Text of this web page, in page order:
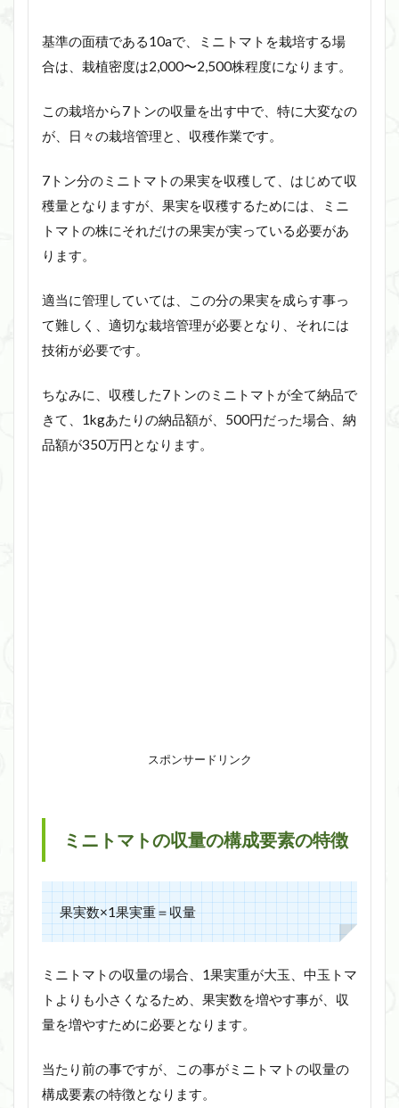
基準の面積である10aで、ミニトマトを栽培する場
合は、栽植密度は2,000〜2,500株程度になります。
この栽培から7トンの収量を出す中で、特に大変なの
が、日々の栽培管理と、収穫作業です。
7トン分のミニトマトの果実を収穫して、はじめて収
穫量となりますが、果実を収穫するためには、ミニ
トマトの株にそれだけの果実が実っている必要があ
ります。
適当に管理していては、この分の果実を成らす事っ
て難しく、適切な栽培管理が必要となり、それには
技術が必要です。
ちなみに、収穫した7トンのミニトマトが全て納品で
きて、1kgあたりの納品額が、500円だった場合、納
品額が350万円となります。
スポンサードリンク
ミニトマトの収量の構成要素の特徴
果実数×1果実重＝収量
ミニトマトの収量の場合、1果実重が大玉、中玉トマ
トよりも小さくなるため、果実数を増やす事が、収
量を増やすために必要となります。
当たり前の事ですが、この事がミニトマトの収量の
構成要素の特徴となります。